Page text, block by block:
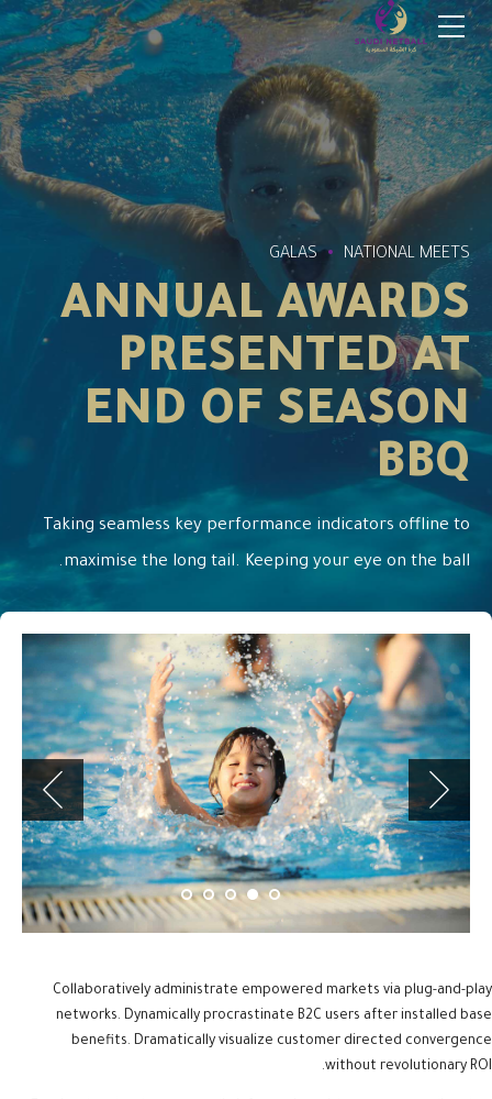
GALAS NATIONAL MEETS
ANNUAL AWARDS
PRESENTED AT
END OF SEASON
BBQ
Taking seamless key performance indicators offline to
maximise the long tail. Keeping your eye on the ball.
Collaboratively administrate empowered markets via plug-and-play
networks. Dynamically procrastinate B2C users after installed base
benefits. Dramatically visualize customer directed convergence
without revolutionary ROI.